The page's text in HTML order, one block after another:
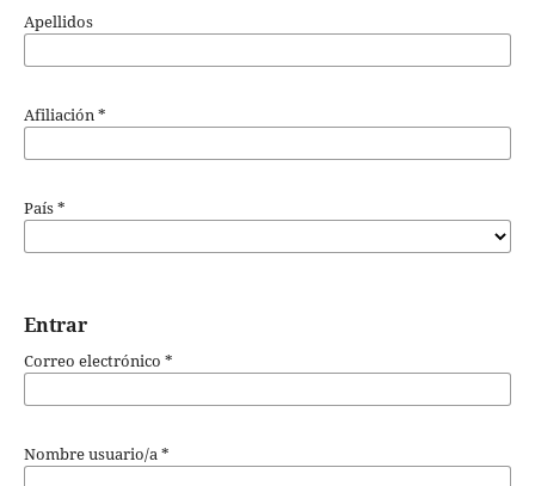
Apellidos
Afiliación*
País*
Entrar
Correo electrónico *
Nombre usuario/a*